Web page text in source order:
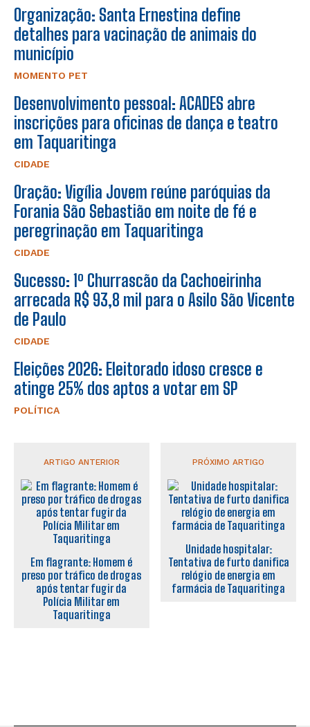
Organização: Santa Ernestina define
detalhes para vacinação de animais do
município
MOMENTO PET
Desenvolvimento pessoal: ACADES abre
inscrições para oficinas de dança e teatro
em Taquaritinga
CIDADE
Oração: Vigília Jovem reúne paróquias da
Forania São Sebastião em noite de fé e
peregrinação em Taquaritinga
CIDADE
Sucesso: 1º Churrascão da Cachoeirinha
arrecada R$ 93,8 mil para o Asilo São Vicente
de Paulo
CIDADE
Eleições 2026: Eleitorado idoso cresce e
atinge 25% dos aptos a votar em SP
POLÍTICA
ARTIGO ANTERIOR
Em flagrante: Homem é
preso por tráfico de drogas
após tentar fugir da
Polícia Militar em
Taquaritinga
PRÓXIMO ARTIGO
Unidade hospitalar:
Tentativa de furto danifica
relógio de energia em
farmácia de Taquaritinga